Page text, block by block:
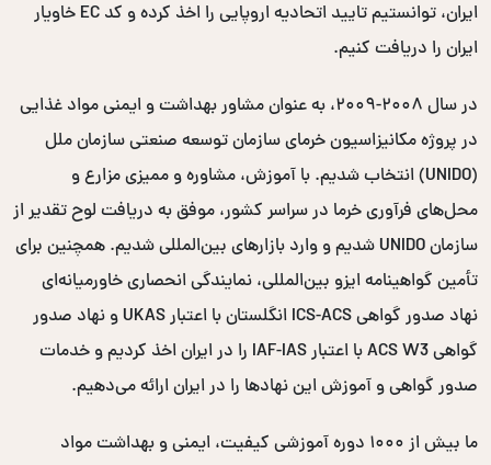
ایران، توانستیم تایید اتحادیه اروپایی را اخذ کرده و کد EC خاویار
ایران را دریافت کنیم.
در سال ۲۰۰۸-۲۰۰۹، به عنوان مشاور بهداشت و ایمنی مواد غذایی
در پروژه مکانیزاسیون خرمای سازمان توسعه صنعتی سازمان ملل
(UNIDO) انتخاب شدیم. با آموزش، مشاوره و ممیزی مزارع و
محل‌های فرآوری خرما در سراسر کشور، موفق به دریافت لوح تقدیر از
سازمان UNIDO شدیم و وارد بازارهای بین‌المللی شدیم. همچنین برای
تأمین گواهینامه ایزو بین‌المللی، نمایندگی انحصاری خاورمیانه‌ای
نهاد صدور گواهی ICS-ACS انگلستان با اعتبار UKAS و نهاد صدور
گواهی ACS W3 با اعتبار IAF-IAS را در ایران اخذ کردیم و خدمات
صدور گواهی و آموزش این نهادها را در ایران ارائه می‌دهیم.
ما بیش از ۱۰۰۰ دوره آموزشی کیفیت، ایمنی و بهداشت مواد